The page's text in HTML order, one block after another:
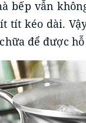
bếp vẫn
tít kéo dài.
để được